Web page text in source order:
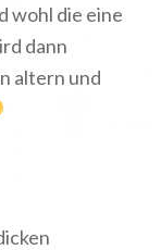
wohl die eine
dann
altern und